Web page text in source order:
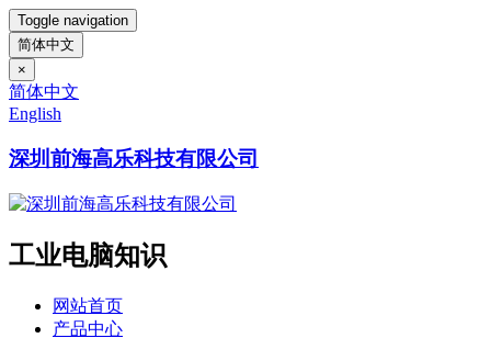
Toggle navigation
简体中文
×
简体中文
English
深圳前海高乐科技有限公司
工业电脑知识
网站首页
产品中心